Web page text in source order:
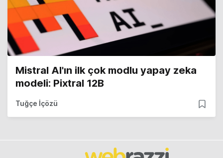
Mistral AI'ın ilk çok modlu yapay zeka
modeli: Pixtral 12B
Tuğçe İçözü